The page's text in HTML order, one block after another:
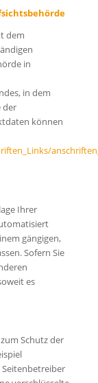
dem
in
in dem
der
können
Ihrer
gängigen,
Sofern Sie
es
Schutz der
Seitenbetreiber